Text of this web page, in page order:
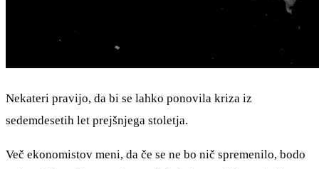
Nekateri pravijo, da bi se lahko ponovila kriza iz
sedemdesetih let prejšnjega stoletja.
Več ekonomistov meni, da če se ne bo nič spremenilo, bodo